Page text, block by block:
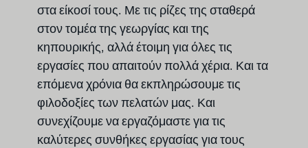
στα είκοσί τους. Με τις ρίζες της σταθερά
στον τομέα της γεωργίας και της
κηπουρικής, αλλά έτοιμη για όλες τις
εργασίες που απαιτούν πολλά χέρια. Και τα
επόμενα χρόνια θα εκπληρώσουμε τις
φιλοδοξίες των πελατών μας. Και
συνεχίζουμε να εργαζόμαστε για τις
καλύτερες συνθήκες εργασίας για τους